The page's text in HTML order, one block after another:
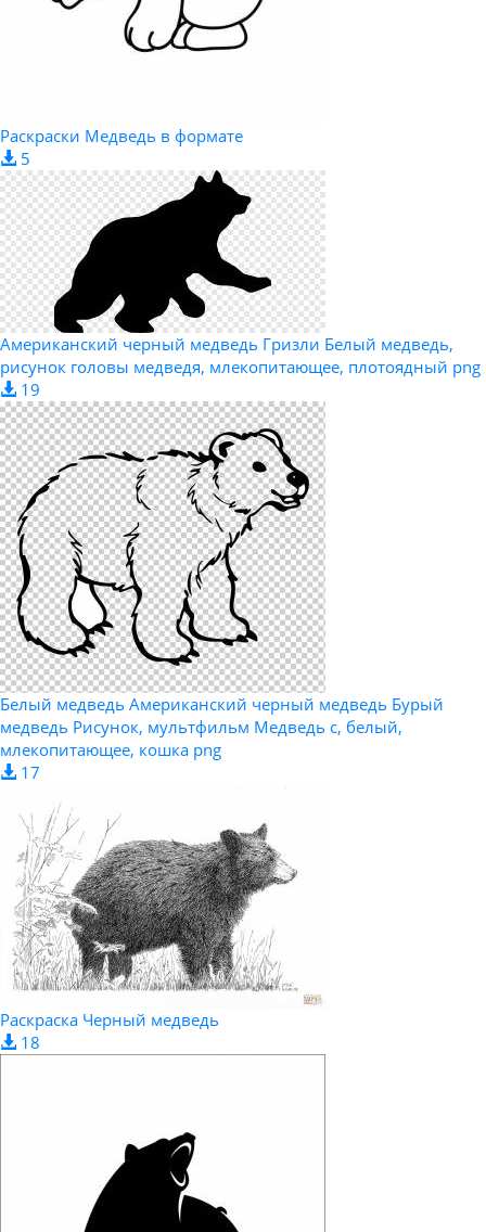
Раскраски Медведь в формате
5
Американский черный медведь Гризли Белый медведь,
рисунок головы медведя, млекопитающее, плотоядный png
19
Белый медведь Американский черный медведь Бурый
медведь Рисунок, мультфильм Медведь с, белый,
млекопитающее, кошка png
17
Раскраска Черный медведь
18